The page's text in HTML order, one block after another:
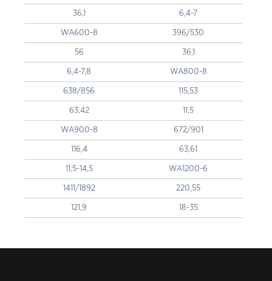
36,1 6,4-7
WA600-8 396/530
56 36,1
6,4-7,8 WA800-8
638/856 115,53
63,42 11,5
WA900-8 672/901
116,4 63,61
11,5-14,5 WA1200-6
1411/1892 220,55
121,9 18-35